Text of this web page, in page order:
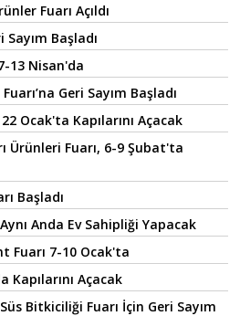
Fuarı Açıldı
Sayım Başladı
13 Nisan'da
Geri Sayım Başladı
Ocak'ta Kapılarını Açacak
Ürünleri Fuarı, 6-9 Şubat'ta
Başladı
Anda Ev Sahipliği Yapacak
Fuarı 7-10 Ocak'ta
Kapılarını Açacak
Bitkiciliği Fuarı İçin Geri Sayım